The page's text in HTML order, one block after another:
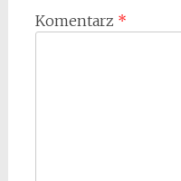
Komentarz *